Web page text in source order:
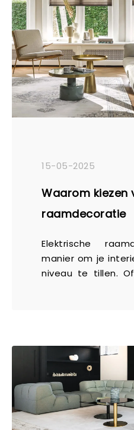
15-05-2025
Waarom kiezen
raamdecoratie
Elektrische
manier om je
niveau te tillen.
gewoon een
wat maakt
nu zo
voordelen voor je